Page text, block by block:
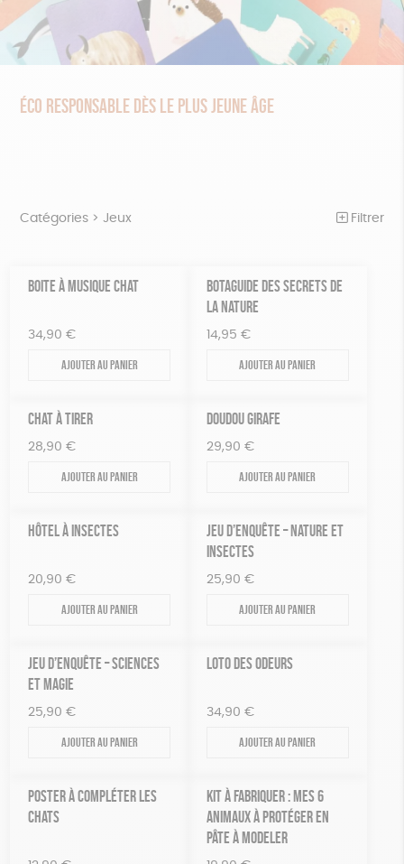
ÉCO RESPONSABLE DÈS LE PLUS JEUNE ÂGE
Catégories > Jeux Filtrer
ÉPICERIE
TOUT
Par défaut
Nouveauté
Prix : du - cher au + cher
Disponibilité
50 € - 100 €
150 € - 200 €
Plus de 200€
Couleur
Mots clés
Recyclé
BOITE À MUSIQUE CHAT
34,90 €
Ajouter au panier
BOTAGUIDE DES SECRETS DE
LA NATURE
14,95 €
Ajouter au panier
CHAT À TIRER
28,90 €
Ajouter au panier
DOUDOU GIRAFE
29,90 €
Ajouter au panier
HÔTEL À INSECTES
20,90 €
Ajouter au panier
JEU D’ENQUÊTE – NATURE ET
INSECTES
25,90 €
Ajouter au panier
JEU D’ENQUÊTE – SCIENCES
ET MAGIE
25,90 €
Ajouter au panier
LOTO DES ODEURS
34,90 €
Ajouter au panier
POSTER À COMPLÉTER LES
CHATS
KIT À FABRIQUER : MES 6
ANIMAUX À PROTÉGER EN
PÂTE À MODELER